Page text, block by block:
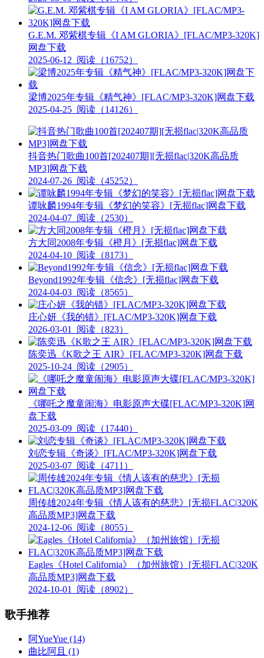
G.E.M. 邓紫棋专辑《I AM GLORIA》[FLAC/MP3-320K]
网盘下载
2025-06-12 阅读（16752）
梁博2025年专辑《精气神》[FLAC/MP3-320K]网盘下载
2025-04-25 阅读（14126）
抖音热门歌曲100首[202407期][无损flac|320K高品质
MP3]网盘下载
2024-07-26 阅读（45252）
谭咏麟1994年专辑《梦幻的笑容》[无损flac]网盘下载
2024-04-07 阅读（2530）
方大同2008年专辑《橙月》[无损flac]网盘下载
2024-04-10 阅读（8173）
Beyond1992年专辑《信念》[无损flac]网盘下载
2024-04-03 阅读（8565）
庄心妍《我的错》[FLAC/MP3-320K]网盘下载
2026-03-01
阅读（823）
陈奕迅《K歌之王 AIR》[FLAC/MP3-320K]网盘下载
2025-10-24 阅读（2905）
《哪吒之魔童闹海》电影原声大碟[FLAC/MP3-320K]网
盘下载
2025-03-09 阅读（17440）
刘恋专辑《奇谈》[FLAC/MP3-320K]网盘下载
2025-03-07 阅读（4711）
周传雄2024年专辑《情人该有的慈悲》[无损FLAC|320K
高品质MP3]网盘下载
2024-12-06 阅读（8055）
Eagles《Hotel California》（加州旅馆）[无损FLAC|320K
高品质MP3]网盘下载
2024-10-01
阅读（8902）
歌手推荐
阿YueYue (14)
曲比阿且 (1)